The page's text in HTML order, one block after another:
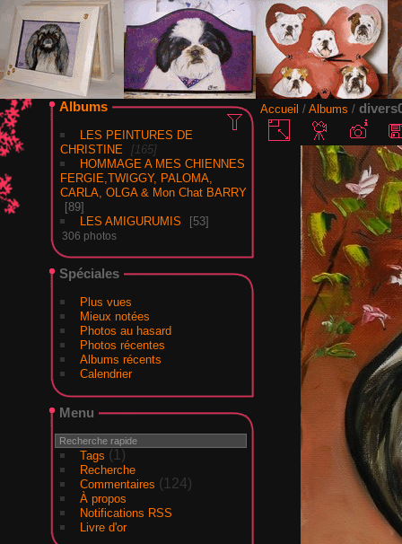
Albums
LES PEINTURES DE
CHRISTINE
165
HOMMAGE A MES CHIENNES
FERGIE,TWIGGY, PALOMA,
CARLA, OLGA & Mon Chat BARRY
89
LES AMIGURUMIS
53
306 photos
Spéciales
Plus vues
Mieux notées
Photos au hasard
Photos récentes
Albums récents
Calendrier
Menu
Tags (1)
Recherche
Commentaires (124)
À propos
Notifications RSS
Livre d'or
Accueil / Albums /